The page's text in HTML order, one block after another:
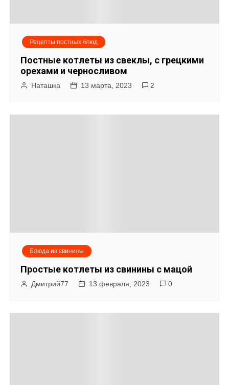
Рецепты постных блюд
Постные котлеты из свеклы, с грецкими
орехами и черносливом
Наташка 13 марта, 2023 2
Блюда из свинины
Простые котлеты из свинины с мацой
Дмитрий77 13 февраля, 2023 0